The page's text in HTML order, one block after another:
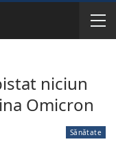
niciun
Omicron
Sănătate